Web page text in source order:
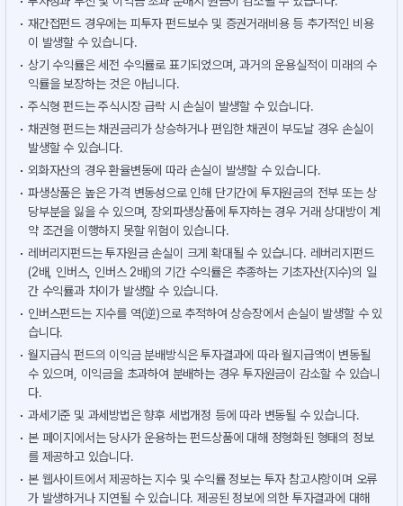
재간접펀드 경우에는 피투자 펀드보수 및 증권거래비용 등 추가적인 비용
이 발생할 수 있습니다.
상기 수익률은 세전 수익률로 표기되었으며, 과거의 운용실적이 미래의 수
익률을 보장하는 것은 아닙니다.
주식형 펀드는 주식시장 급락 시 손실이 발생할 수 있습니다.
채권형 펀드는 채권금리가 상승하거나 편입한 채권이 부도날 경우 손실이
발생할 수 있습니다.
외화자산의 경우 환율변동에 따라 손실이 발생할 수 있습니다.
파생상품은 높은 가격 변동성으로 인해 단기간에 투자원금의 전부 또는 상
당부분을 잃을 수 있으며, 장외파생상품에 투자하는 경우 거래 상대방이 계
약 조건을 이행하지 못할 위험이 있습니다.
레버리지펀드는 투자원금 손실이 크게 확대될 수 있습니다. 레버리지펀드
(2배, 인버스, 인버스 2배)의 기간 수익률은 추종하는 기초자산(지수)의 일
간 수익률과 차이가 발생할 수 있습니다.
인버스펀드는 지수를 역(逆)으로 추적하여 상승장에서 손실이 발생할 수 있
습니다.
월지급식 펀드의 이익금 분배방식은 투자결과에 따라 월지급액이 변동될
수 있으며, 이익금을 초과하여 분배하는 경우 투자원금이 감소할 수 있습니
다.
과세기준 및 과세방법은 향후 세법개정 등에 따라 변동될 수 있습니다.
본 페이지에서는 당사가 운용하는 펀드상품에 대해 정형화된 형태의 정보
를 제공하고 있습니다.
본 웹사이트에서 제공하는 지수 및 수익률 정보는 투자 참고사항이며 오류
가 발생하거나 지연될 수 있습니다. 제공된 정보에 의한 투자결과에 대해